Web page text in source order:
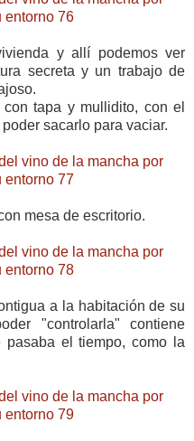
y allí podemos ver
secreta y un trabajo de
tapa y mullidito, con el
sacarlo para vaciar.
mesa de escritorio.
a la habitación de su
"controlarla" contiene
el tiempo, como la